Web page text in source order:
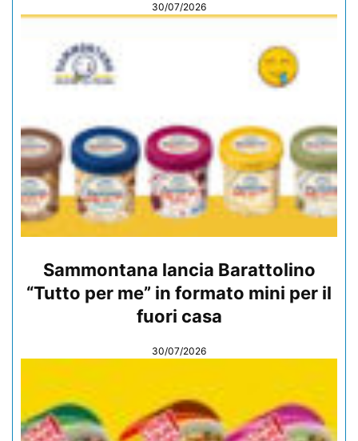
30/07/2026
Sammontana lancia Barattolino
“Tutto per me” in formato mini per il
fuori casa
30/07/2026